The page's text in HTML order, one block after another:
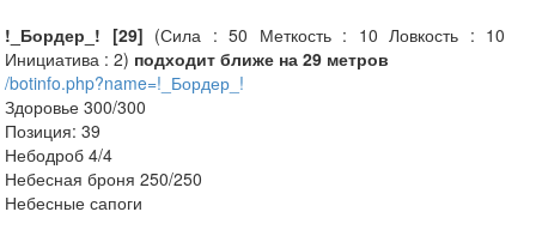
!_Бордер_! [29] (Сила : 50 Меткость : 10 Ловкость : 10
Инициатива : 2) подходит ближе на 29 метров
/botinfo.php?name=!_Бордер_!
Здоровье 300/300
Позиция: 39
Небодроб 4/4
Небесная броня 250/250
Небесные сапоги